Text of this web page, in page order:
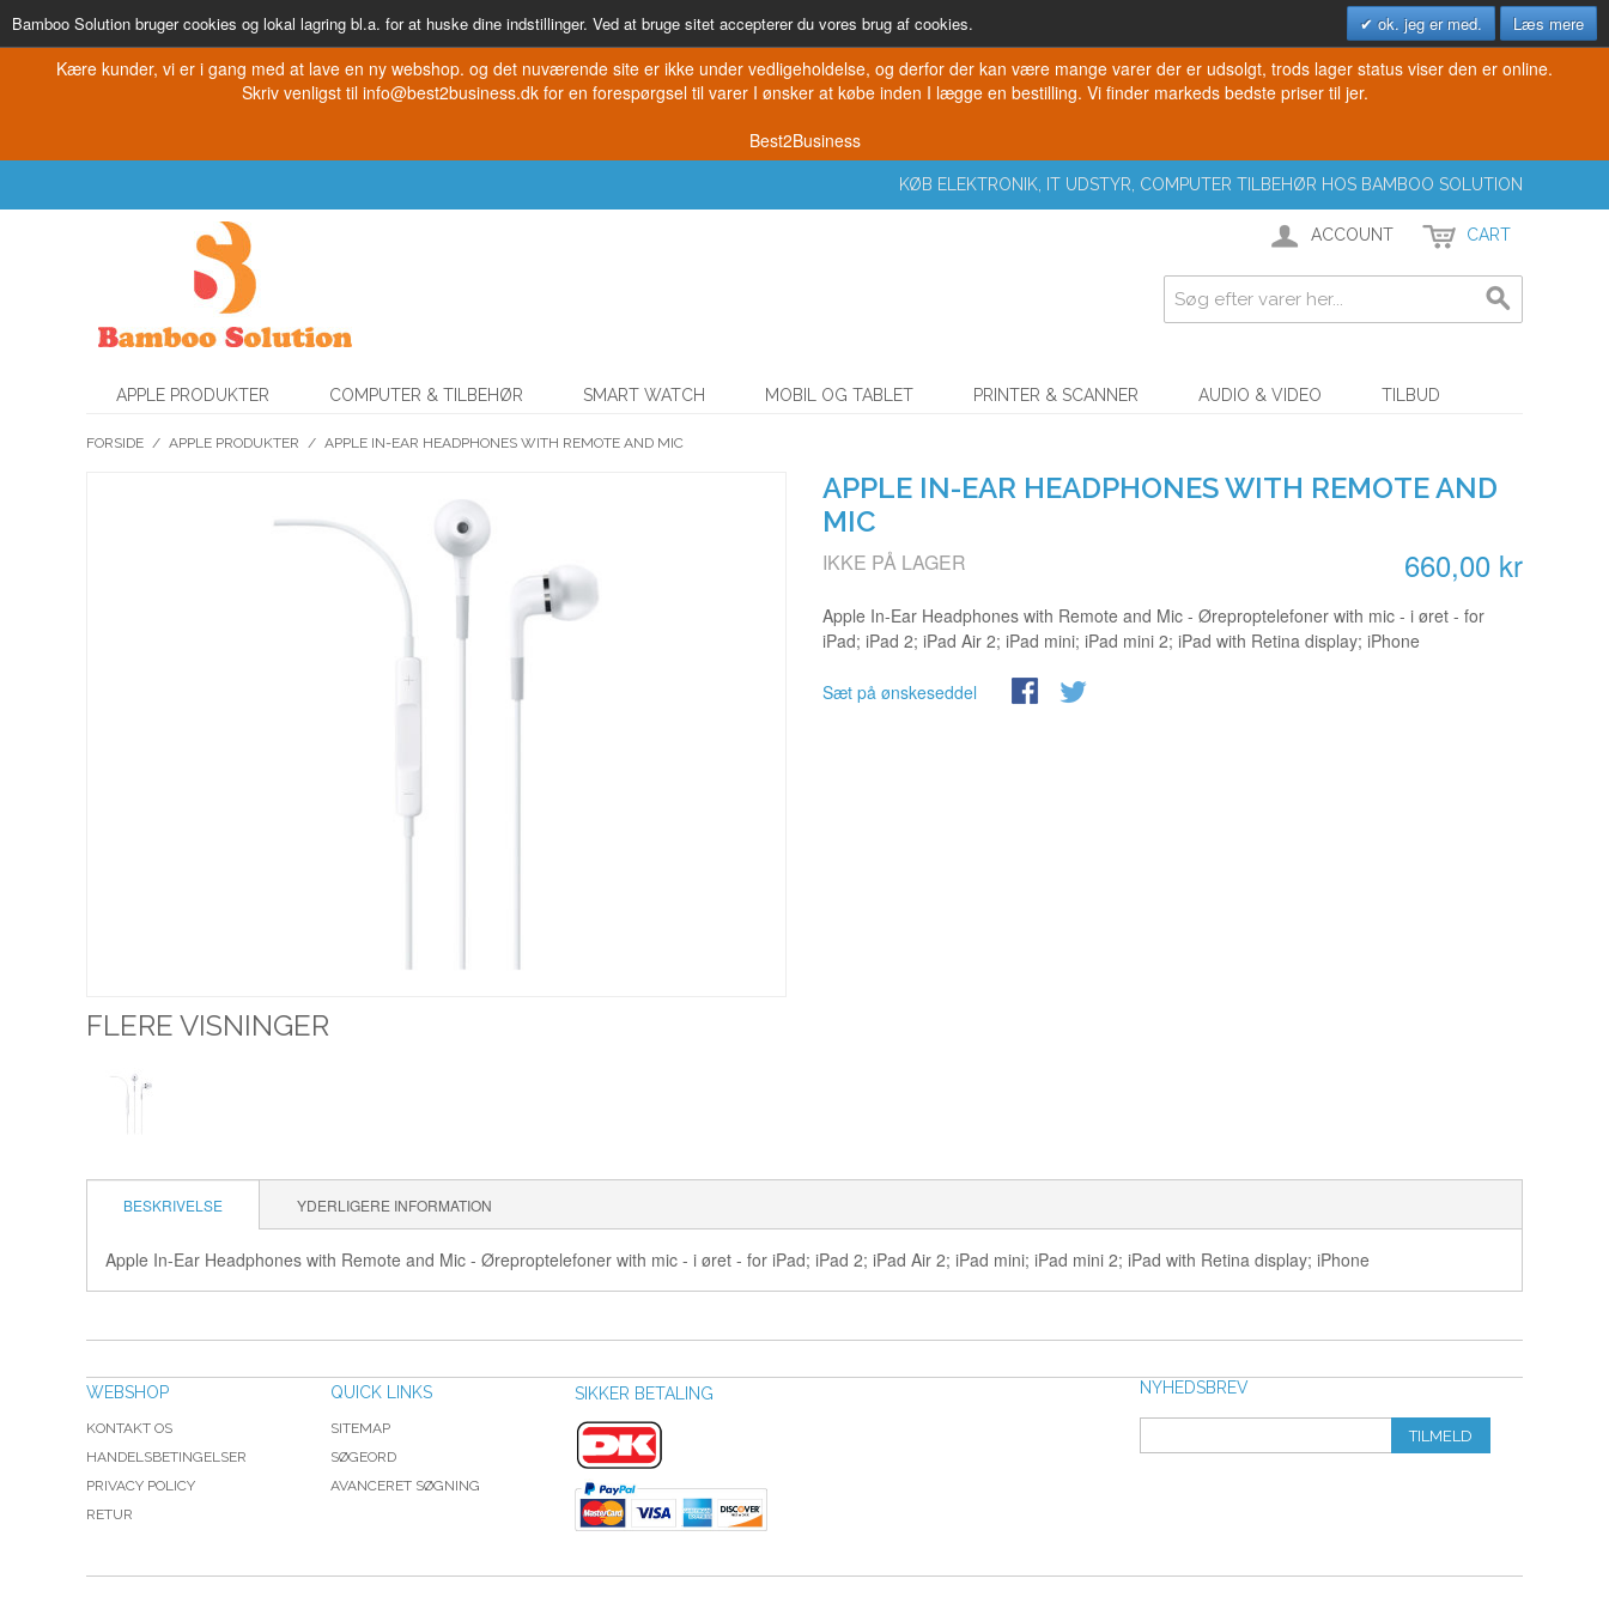
Bamboo Solution bruger cookies og lokal lagring bl.a. for at huske dine indstillinger. Ved at bruge sitet accepterer du vores brug af cookies. ok. jeg er med. Læs mere
Kære kunder, vi er i gang med at lave en ny webshop. og det nuværende site er ikke under vedligeholdelse, og derfor der kan være mange varer der er udsolgt, trods lager status viser den er online.
Skriv venligst til info@best2business.dk for en forespørgsel til varer I ønsker at købe inden I lægge en bestilling. Vi finder markeds bedste priser til jer.
Best2Business
KØB ELEKTRONIK, IT UDSTYR, COMPUTER TILBEHØR HOS BAMBOO SOLUTION
ACCOUNT CART
APPLE PRODUKTER COMPUTER & TILBEHØR SMART WATCH MOBIL OG TABLET PRINTER & SCANNER AUDIO & VIDEO TILBUD
FORSIDE / APPLE PRODUKTER / APPLE IN-EAR HEADPHONES WITH REMOTE AND MIC
FLERE VISNINGER
APPLE IN-EAR HEADPHONES WITH REMOTE AND
MIC
660,00 kr
IKKE PÅ LAGER
Apple In-Ear Headphones with Remote and Mic - Øreproptelefoner with mic - i øret - for
iPad; iPad 2; iPad Air 2; iPad mini; iPad mini 2; iPad with Retina display; iPhone
Sæt på ønskeseddel
BESKRIVELSE YDERLIGERE INFORMATION
Apple In-Ear Headphones with Remote and Mic - Øreproptelefoner with mic - i øret - for iPad; iPad 2; iPad Air 2; iPad mini; iPad mini 2; iPad with Retina display; iPhone
NYHEDSBREV
TILMELD
WEBSHOP
KONTAKT OS
HANDELSBETINGELSER
PRIVACY POLICY
RETUR
QUICK LINKS
SITEMAP
SØGEORD
AVANCERET SØGNING
SIKKER BETALING